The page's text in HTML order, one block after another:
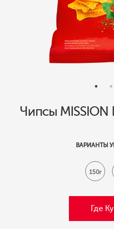
Чипсы
ВАРИАНТЫ
150г
Где